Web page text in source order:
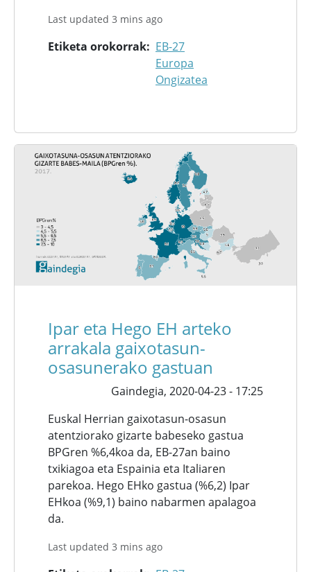
Last updated 3 mins ago
Etiketa orokorrak
EB-27
Europa
Ongizatea
Ipar eta Hego EH arteko
arrakala gaixotasun-
osasunerako gastuan
Gaindegia, 2020-04-23 - 17:25
Euskal Herrian gaixotasun-osasun
atentziorako gizarte babeseko gastua
BPGren %6,4koa da, EB-27an baino
txikiagoa eta Espainia eta Italiaren
parekoa. Hego EHko gastua (%6,2) Ipar
EHkoa (%9,1) baino nabarmen apalagoa
da.
Last updated 3 mins ago